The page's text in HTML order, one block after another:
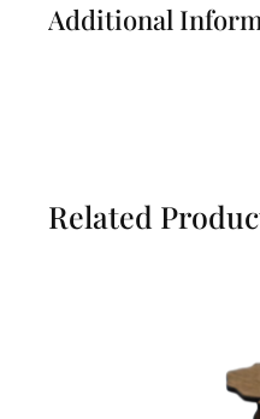
Additional
Related